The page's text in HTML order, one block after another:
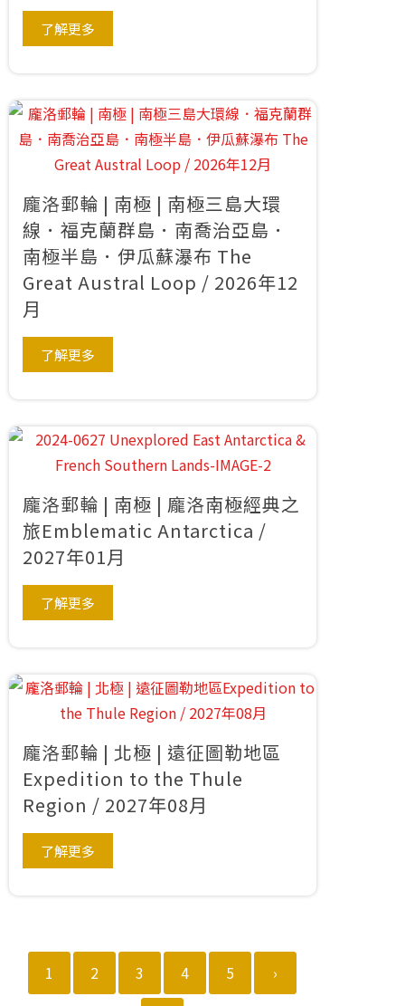
了解更多
龐洛郵輪 | 南極 | 南極三島大環
線．福克蘭群島．南喬治亞島．
南極半島．伊瓜蘇瀑布 The
Great Austral Loop / 2026年12
月
了解更多
龐洛郵輪 | 南極 | 龐洛南極經典之
旅Emblematic Antarctica /
2027年01月
了解更多
龐洛郵輪 | 北極 | 遠征圖勒地區
Expedition to the Thule
Region / 2027年08月
了解更多
1 2 3 4 5 ›